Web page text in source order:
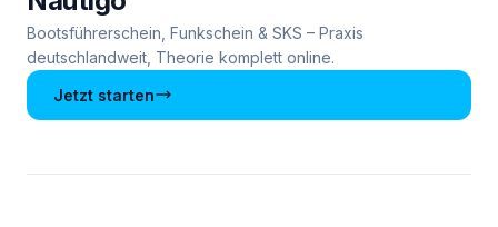
Bootsführerschein, Funkschein & SKS – Praxis
deutschlandweit, Theorie komplett online.
Jetzt starten